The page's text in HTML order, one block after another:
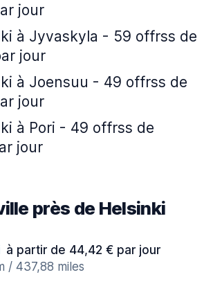
jour
à Jyvaskyla - 59 offrss de
jour
à Joensuu - 49 offrss de
jour
à Pori - 49 offrss de
jour
près de Helsinki
à partir de 44,42 € par jour
/ 437,88 miles